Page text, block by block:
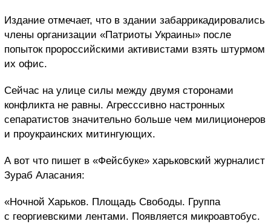
Издание отмечает, что в здании забаррикадировались
члены организации «Патриоты Украины» после
попыток пророссийскими активистами взять штурмом
их офис.
Сейчас на улице силы между двумя сторонами
конфликта не равны. Агресссивно настронных
сепаратистов значительно больше чем милиционеров
и проукраинских митингующих.
А вот что пишет в «Фейсбуке» харьковский журналист
Зураб Аласания:
«Ночной Харьков. Площадь Свободы. Группа
с георгиевскими лентами. Появляется микроавтобус.